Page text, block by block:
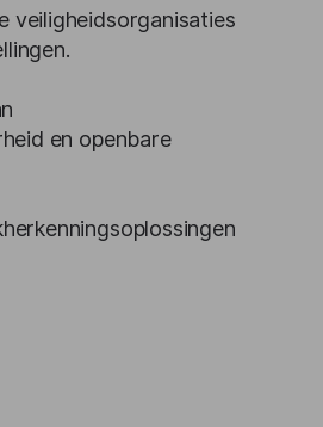
veiligheidsorganisaties
en openbare